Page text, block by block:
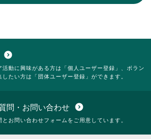
expand_circle_down
活動に興味がある方は「個人ユーザー登録」、ボラン
たい方は「団体ユーザー登録」ができます。
問・お問い合わせ expand_circle_down
とお問い合わせフォームをご用意しています。